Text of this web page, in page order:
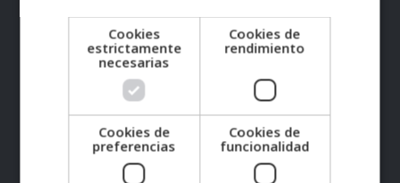
ESTRATEGIAS DE FORMACIÓN PERSONAL Y PROFESIONAL, S.L.,
CIF: B-87813861, Domicilio: C/ Comtessa Elvira, 13, Altillo 2, 25008,
Lleida. Finalidad del Tratamiento: Tratamos la información que nos
que fueran de su interés. Legitimación del tratamiento:
Consentimiento del interesado. Derechos: Puede ejercitar sus
derechos identificándose suficientemente, dirigiéndose a la
dirección admin@grupoesneca.com. Para más información consulte
SÍ NO
2 + 7 Enviar
Cookies
estrictamente
necesarias
Cookies de
rendimiento
Cookies de
preferencias
Cookies de
funcionalidad